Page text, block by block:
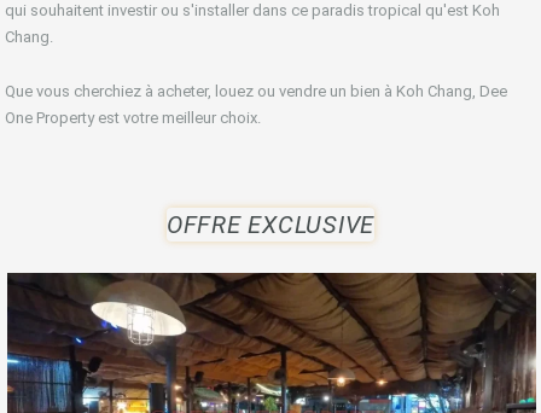
qui souhaitent investir ou s'installer dans ce paradis tropical qu'est Koh
Chang.
Que vous cherchiez à acheter, louez ou vendre un bien à Koh Chang, Dee
One Property est votre meilleur choix.
OFFRE EXCLUSIVE